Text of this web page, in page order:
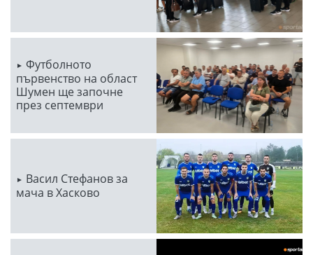
Футболното
първенство на област
Шумен ще започне
през септември
Васил Стефанов за
мача в Хасково